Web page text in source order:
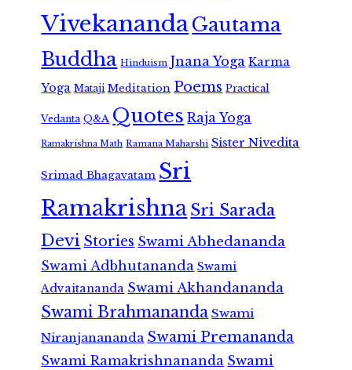
VivekanandaGautama
Buddha Hinduism Jnana Yoga Karma
Yoga Mataji Meditation Poems Practical
Vedanta Q&A Quotes Raja Yoga
Ramakrishna Math Ramana Maharshi Sister Nivedita
Srimad Bhagavatam Sri
RamakrishnaSri Sarada
Devi Stories Swami Abhedananda
Swami Adbhutananda Swami
Advaitananda Swami Akhandananda
Swami Brahmananda Swami
Niranjanananda Swami Premananda
Swami Ramakrishnananda Swami